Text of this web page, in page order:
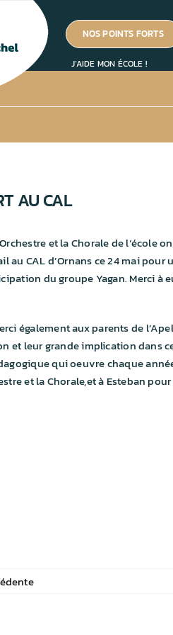
NOS POINTS FORTS
J’AIDE MON ÉCOLE !
AU CAL
et la Chorale de l’école
au CAL d’Ornans ce 24 mai pour
du groupe Yagan. Merci à
également aux parents de
et leur grande implication dans
qui oeuvre chaque
et la Chorale,et à Esteban